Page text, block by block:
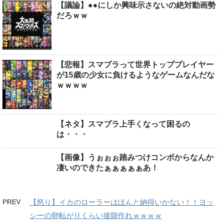
【議論】●●にしか興味示さないの絶対動画勢
だろｗｗ
【悲報】スマブラって世界トッププレイヤー
が15歳の少女に負けるようなゲームなんだな
ｗｗｗｗ
【ネタ】スマブラ上手くなって困るの
は・・・
【画像】うぉぉぉ踏みつけコンボからなんか
凄いのできたぁぁぁぁぁあ！
PREV
【怒り】イカのローラーはほんと納得いかない！！ヨッ
シーの卵転がりくらい後隙作れｗｗｗｗ